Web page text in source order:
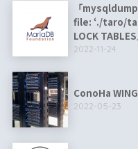
「
file: ‘./taro/
LOCK
2022-11-24
ConoHa
2022-05-23